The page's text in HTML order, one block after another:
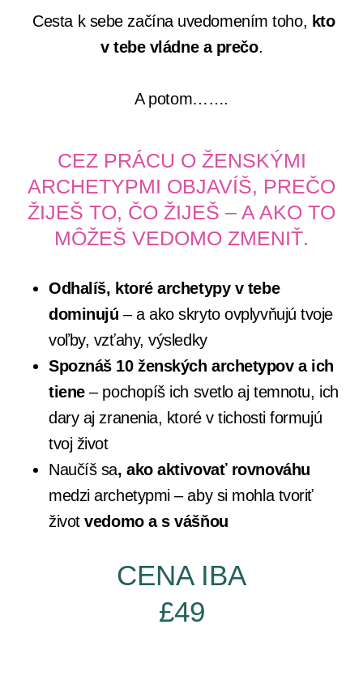
Cesta k sebe začína uvedomením toho, kto
v tebe vládne a prečo.
A potom…….
CEZ PRÁCU O ŽENSKÝMI
ARCHETYPMI OBJAVÍŠ, PREČO
ŽIJEŠ TO, ČO ŽIJEŠ – A AKO TO
MÔŽEŠ VEDOMO ZMENIŤ.
Odhalíš, ktoré archetypy v tebe
dominujú – a ako skryto ovplyvňujú tvoje
voľby, vzťahy, výsledky
Spoznáš 10 ženských archetypov a ich
tiene– pochopíš ich svetlo aj temnotu, ich
dary aj zranenia, ktoré v tichosti formujú
tvoj život
Naučíš sa, ako aktivovať rovnováhu
medzi archetypmi– aby si mohla tvoriť
životvedomo a s vášňou
CENA IBA
£49